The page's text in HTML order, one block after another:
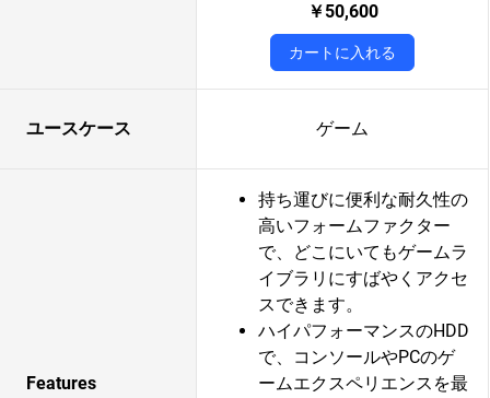
￥50,600
カートに入れる
ユースケース ゲーム
Features
持ち運びに便利な耐久性の
高いフォームファクター
で、どこにいてもゲームラ
イブラリにすばやくアクセ
スできます。
ハイパフォーマンスのHDD
で、コンソールやPCのゲ
ームエクスペリエンスを最